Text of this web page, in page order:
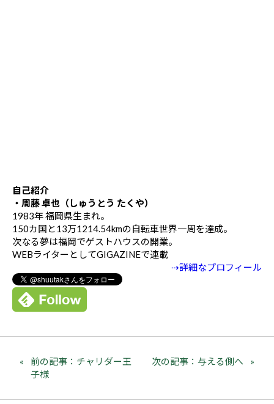
自己紹介
・周藤 卓也（しゅうとう たくや）
1983年 福岡県生まれ。
150カ国と13万1214.54kmの自転車世界一周を達成。
次なる夢は福岡でゲストハウスの開業。
WEBライターとしてGIGAZINEで連載
⇢詳細なプロフィール
前の記事：チャリダー王
子様
次の記事：与える側へ